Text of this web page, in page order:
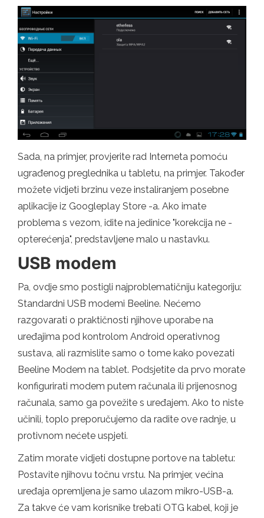
Sada, na primjer, provjerite rad Interneta pomoću
ugrađenog preglednika u tabletu, na primjer. Također
možete vidjeti brzinu veze instaliranjem posebne
aplikacije iz Googleplay Store -a. Ako imate
problema s vezom, idite na jedinice "korekcija ne -
opterećenja", predstavljene malo u nastavku.
USB modem
Pa, ovdje smo postigli najproblematičniju kategoriju:
Standardni USB modemi Beeline. Nećemo
razgovarati o praktičnosti njihove uporabe na
uređajima pod kontrolom Android operativnog
sustava, ali razmislite samo o tome kako povezati
Beeline Modem na tablet. Podsjetite da prvo morate
konfigurirati modem putem računala ili prijenosnog
računala, samo ga povežite s uređajem. Ako to niste
učinili, toplo preporučujemo da radite ove radnje, u
protivnom nećete uspjeti.
Zatim morate vidjeti dostupne portove na tabletu:
Postavite njihovu točnu vrstu. Na primjer, većina
uređaja opremljena je samo ulazom mikro-USB-a.
Za takve će vam korisnike trebati OTG kabel, koji je